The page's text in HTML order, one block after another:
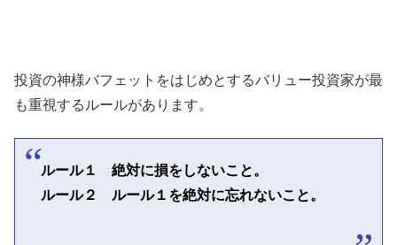
投資の神様バフェットをはじめとするバリュー投資家が最
も重視するルールがあります。
ルール１ 絶対に損をしないこと。
ルール２ ルール１を絶対に忘れないこと。